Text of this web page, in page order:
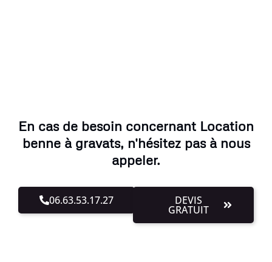
En cas de besoin concernant Location
benne à gravats, n'hésitez pas à nous
appeler.
06.63.53.17.27 DEVIS
GRATUIT